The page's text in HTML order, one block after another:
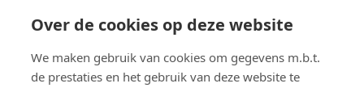
Over de cookies op deze website
We maken gebruik van cookies om gegevens m.b.t.
de prestaties en het gebruik van deze website te
Opzeggen.be
FAQ
Beoordelingen